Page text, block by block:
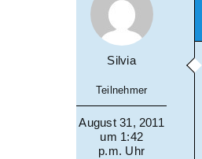
Silvia
Teilnehmer
August 31, 2011
um 1:42
p.m. Uhr